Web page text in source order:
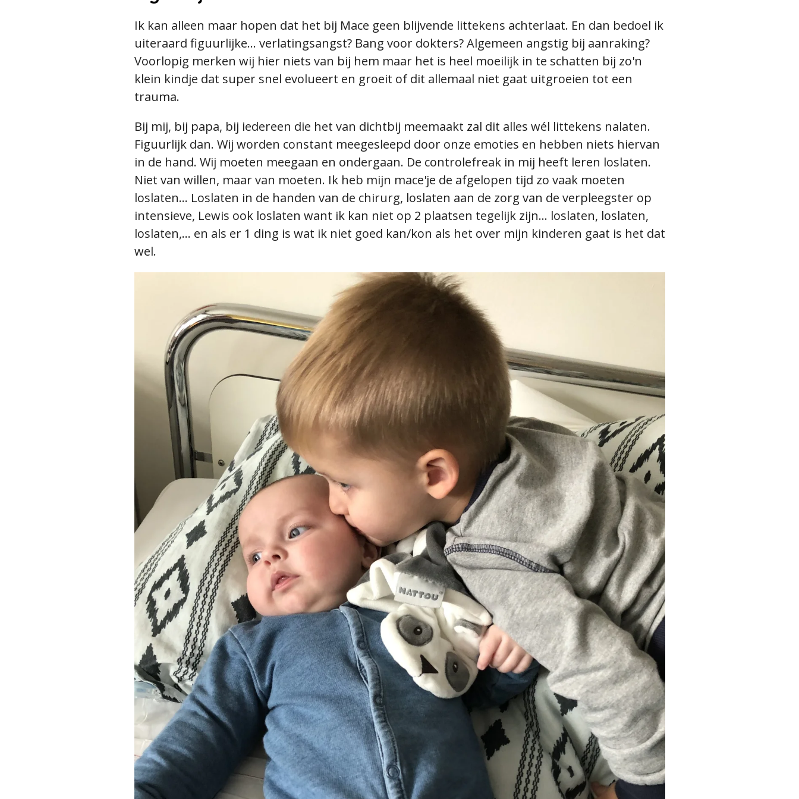
Ik kan alleen maar hopen dat het bij Mace geen blijvende littekens achterlaat. En dan bedoel ik
uiteraard figuurlijke... verlatingsangst? Bang voor dokters? Algemeen angstig bij aanraking?
Voorlopig merken wij hier niets van bij hem maar het is heel moeilijk in te schatten bij zo'n
klein kindje dat super snel evolueert en groeit of dit allemaal niet gaat uitgroeien tot een
trauma.
Bij mij, bij papa, bij iedereen die het van dichtbij meemaakt zal dit alles wél littekens nalaten.
Figuurlijk dan. Wij worden constant meegesleepd door onze emoties en hebben niets hiervan
in de hand. Wij moeten meegaan en ondergaan. De controlefreak in mij heeft leren loslaten.
Niet van willen, maar van moeten. Ik heb mijn mace'je de afgelopen tijd zo vaak moeten
loslaten... Loslaten in de handen van de chirurg, loslaten aan de zorg van de verpleegster op
intensieve, Lewis ook loslaten want ik kan niet op 2 plaatsen tegelijk zijn... loslaten, loslaten,
loslaten,... en als er 1 ding is wat ik niet goed kan/kon als het over mijn kinderen gaat is het dat
wel.